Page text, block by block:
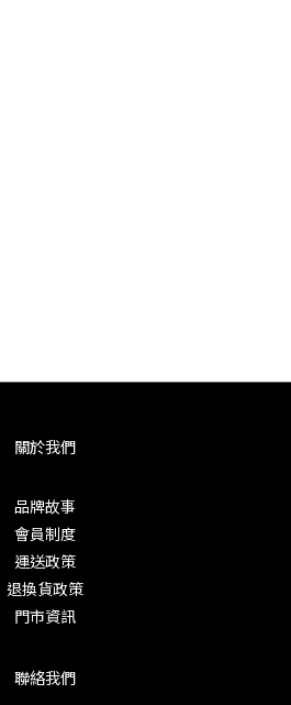
關於我們
品牌故事
會員制度
運送政策
退換貨政策
門市資訊
聯絡我們